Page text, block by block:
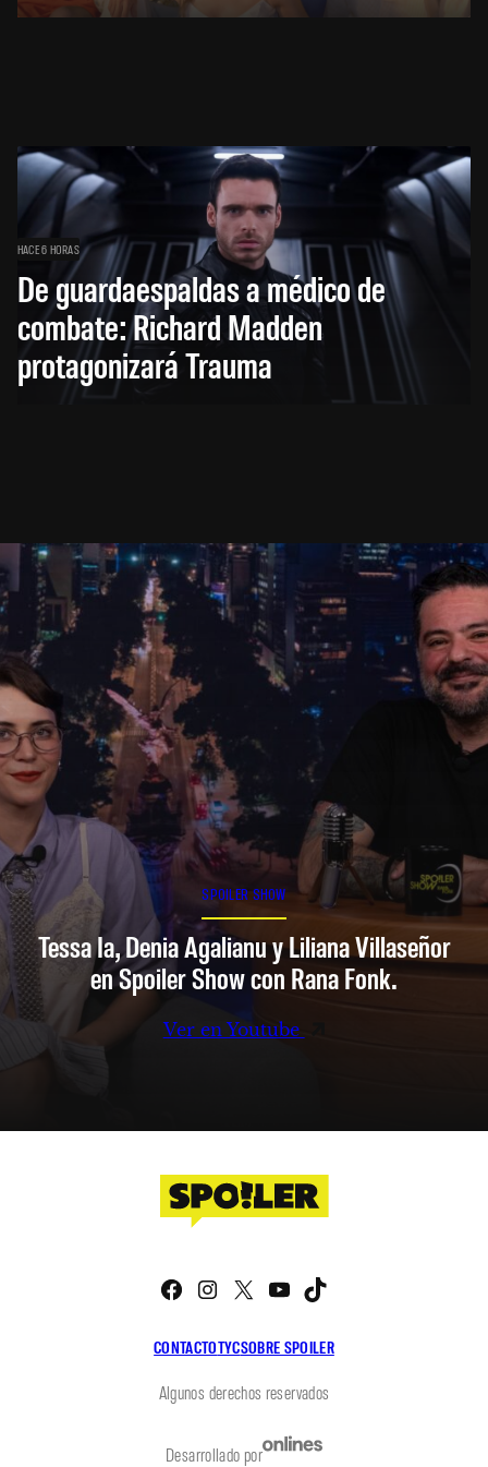
HACE 6 HORAS
De guardaespaldas a médico de
combate: Richard Madden
protagonizará Trauma
SPOILER SHOW
Tessa Ia, Denia Agalianu y Liliana Villaseñor
en Spoiler Show con Rana Fonk.
Ver en Youtube
CONTACTOTYCSOBRE SPOILER
Facebook
Instagram
X YouTube
Algunos derechos reservados
Desarrollado por